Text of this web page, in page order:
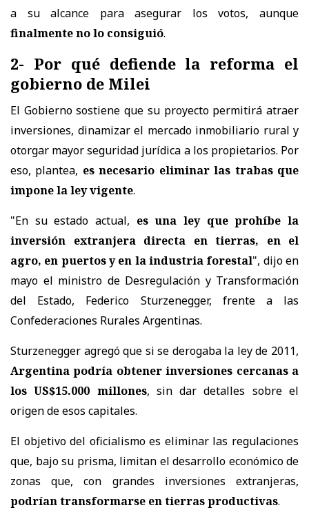
a su alcance para asegurar los votos, aunque
finalmente no lo consiguió.
2- Por qué defiende la reforma el
gobierno de Milei
El Gobierno sostiene que su proyecto permitirá atraer
inversiones, dinamizar el mercado inmobiliario rural y
otorgar mayor seguridad jurídica a los propietarios. Por
eso, plantea, es necesario eliminar las trabas que
impone la ley vigente.
"En su estado actual, es una ley que prohíbe la
inversión extranjera directa en tierras, en el
agro, en puertos y en la industria forestal", dijo en
mayo el ministro de Desregulación y Transformación
del Estado, Federico Sturzenegger, frente a las
Confederaciones Rurales Argentinas.
Sturzenegger agregó que si se derogaba la ley de 2011,
Argentina podría obtener inversiones cercanas a
los US$15.000 millones, sin dar detalles sobre el
origen de esos capitales.
El objetivo del oficialismo es eliminar las regulaciones
que, bajo su prisma, limitan el desarrollo económico de
zonas que, con grandes inversiones extranjeras,
podrían transformarse en tierras productivas.